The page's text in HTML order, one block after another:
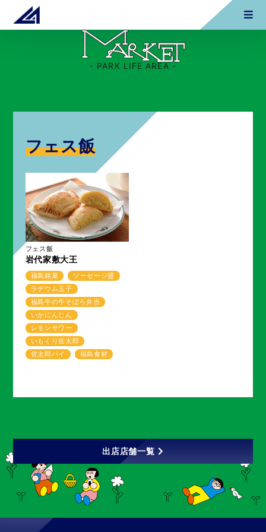
- PARK LIFE AREA -
フェス飯
フェス飯
岩代家敷大王
福島銘菓
ソーセージ盛
ラヂウム玉子
福島牛の牛そぼろ弁当
いかにんじん
レモンサワー
いもくり佐太郎
佐太郎パイ
福島食材
出店店舗一覧